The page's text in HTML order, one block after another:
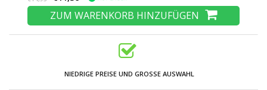
ZUM WARENKORB HINZUFÜGEN
NIEDRIGE PREISE UND GROSSE AUSWAHL